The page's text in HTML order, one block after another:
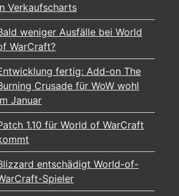
Verkaufscharts
weniger Ausfälle bei World
WarCraft?
fertig: Add-on The
Crusade für WoW wohl
Januar
1.10 für World of WarCraft
entschädigt World-of-
Spieler